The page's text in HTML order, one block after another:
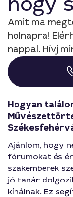
Amit ma
holnapra!
nappal. Hívj
Hogyan
Ajánlom, hogy
fórumokat és
szakemberek
jó tanár
kínálnak. Ez